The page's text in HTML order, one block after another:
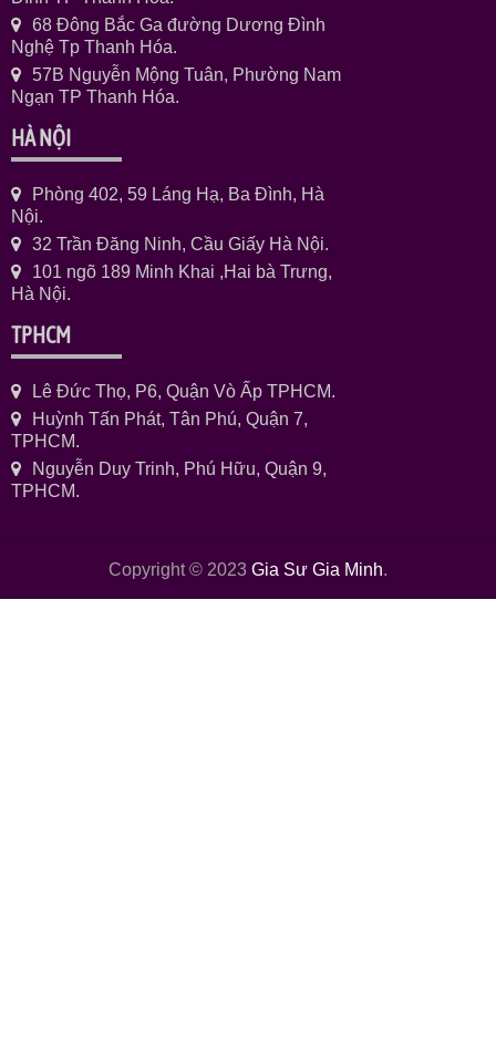
68 Đông Bắc Ga đường Dương Đình
Nghệ Tp Thanh Hóa.
57B Nguyễn Mộng Tuân, Phường Nam
Ngạn TP Thanh Hóa.
HÀ NỘI
Phòng 402, 59 Láng Hạ, Ba Đình, Hà
Nội.
32 Trần Đăng Ninh, Cầu Giấy Hà Nội.
101 ngõ 189 Minh Khai ,Hai bà Trưng,
Hà Nội.
TPHCM
Lê Đức Thọ, P6, Quận Vò Ấp TPHCM.
Huỳnh Tấn Phát, Tân Phú, Quận 7,
TPHCM.
Nguyễn Duy Trinh, Phú Hữu, Quận 9,
TPHCM.
Copyright © 2023 Gia Sư Gia Minh.